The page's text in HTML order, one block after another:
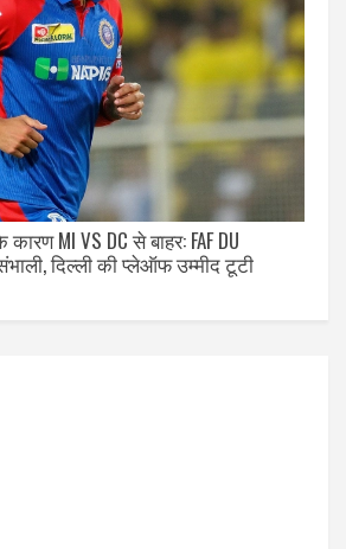
MI VS DC से बाहर: FAF DU
दिल्ली की प्लेऑफ उम्मीद टूटी